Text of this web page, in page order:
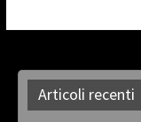
Articoli recenti